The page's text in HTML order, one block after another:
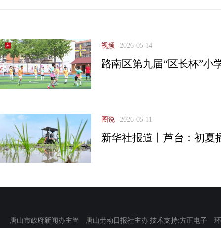
视频 2026-05-14
路南区第九届“区长杯”小
图说 2026-05-11
新华社报道丨芦台：初夏
唐山市政府新闻办主管 唐山劳动日报社主办 技术支持:方正电子